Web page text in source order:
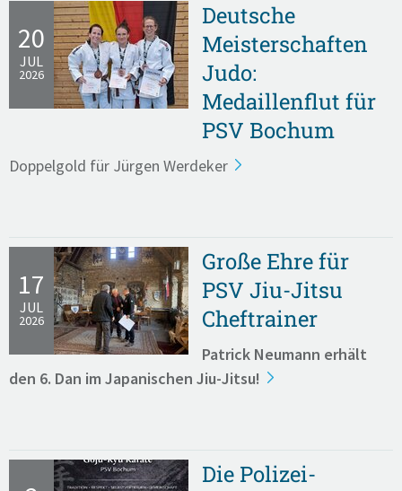
20
JUL
2026
Deutsche
Meisterschaften
Judo:
Medaillenflut für
PSV Bochum
Doppelgold für Jürgen Werdeker
17
JUL
2026
Große Ehre für
PSV Jiu-Jitsu
Cheftrainer
Patrick Neumann erhält
den 6. Dan im Japanischen Jiu-Jitsu!
Die Polizei-